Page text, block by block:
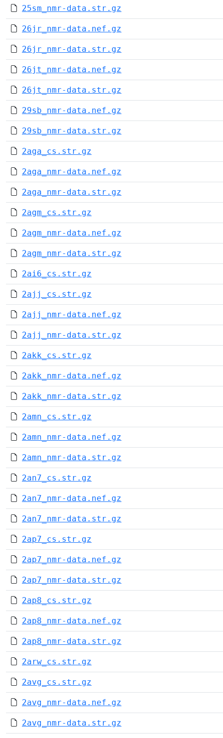
25sm_nmr-data.str.gz
26jr_nmr-data.nef.gz
26jr_nmr-data.str.gz
26jt_nmr-data.nef.gz
26jt_nmr-data.str.gz
29sb_nmr-data.nef.gz
29sb_nmr-data.str.gz
2aga_cs.str.gz
2aga_nmr-data.nef.gz
2aga_nmr-data.str.gz
2agm_cs.str.gz
2agm_nmr-data.nef.gz
2agm_nmr-data.str.gz
2ai6_cs.str.gz
2ajj_cs.str.gz
2ajj_nmr-data.nef.gz
2ajj_nmr-data.str.gz
2akk_cs.str.gz
2akk_nmr-data.nef.gz
2akk_nmr-data.str.gz
2amn_cs.str.gz
2amn_nmr-data.nef.gz
2amn_nmr-data.str.gz
2an7_cs.str.gz
2an7_nmr-data.nef.gz
2an7_nmr-data.str.gz
2ap7_cs.str.gz
2ap7_nmr-data.nef.gz
2ap7_nmr-data.str.gz
2ap8_cs.str.gz
2ap8_nmr-data.nef.gz
2ap8_nmr-data.str.gz
2arw_cs.str.gz
2avg_cs.str.gz
2avg_nmr-data.nef.gz
2avg_nmr-data.str.gz